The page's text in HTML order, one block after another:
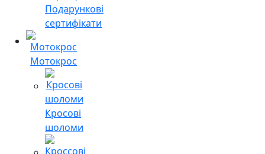
Подарункові
сертифікати
Мотокрос
Кросові
шоломи